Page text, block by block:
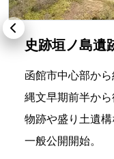
史跡垣ノ島遺
函館市中心部か
縄文早期前半か
物跡や盛り土遺
一般公開開始。